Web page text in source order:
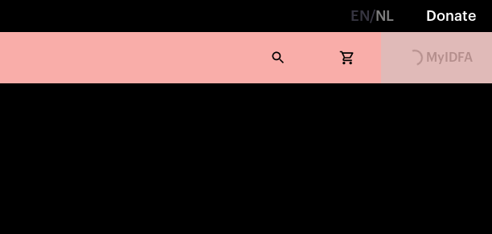
EN /NL Donate
Loading...
MyIDFA